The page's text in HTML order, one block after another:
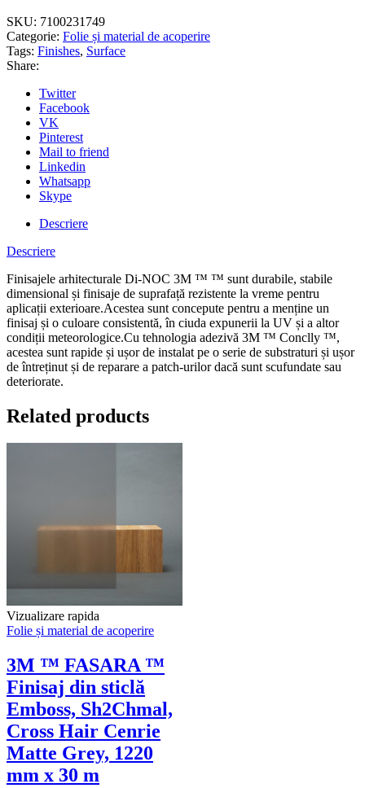
x
50
m
SKU: 7100231749
Categorie: Folie și material de acoperire
Tags: Finishes, Surface
Share:
Twitter
Facebook
VK
Pinterest
Mail to friend
Linkedin
Whatsapp
Skype
Descriere
Descriere
Finisajele arhitecturale Di-NOC 3M ™ ™ sunt durabile, stabile
dimensional și finisaje de suprafață rezistente la vreme pentru
aplicații exterioare.Acestea sunt concepute pentru a menține un
finisaj și o culoare consistentă, în ciuda expunerii la UV și a altor
condiții meteorologice.Cu tehnologia adezivă 3M ™ Conclly ™,
acestea sunt rapide și ușor de instalat pe o serie de substraturi și ușor
de întreținut și de reparare a patch-urilor dacă sunt scufundate sau
deteriorate.
Related products
Vizualizare rapida
Folie și material de acoperire
3M ™ FASARA ™
Finisaj din sticlă
Emboss, Sh2Chmal,
Cross Hair Cenrie
Matte Grey, 1220
mm x 30 m